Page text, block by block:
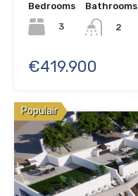
Bedrooms
3
Bathrooms
2
€419.900
Populair